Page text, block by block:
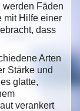
werden Fäden
mit Hilfe einer
dass
Arten
Stärke und
glatte,
verankert